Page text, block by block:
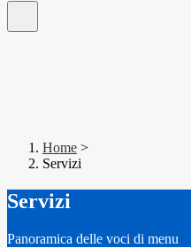
Home >
Servizi
Servizi
Panoramica delle voci di menu